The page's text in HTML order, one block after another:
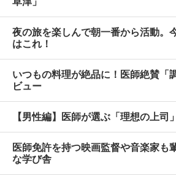
夜の旅を楽しんで朝一番から活動。
はこれ！
いつもの料理が絶品に！医師絶賛「
ビュー
【男性編】医師が選ぶ「理想の上
医師免許を持つ映画監督や音楽家も
な学び舎